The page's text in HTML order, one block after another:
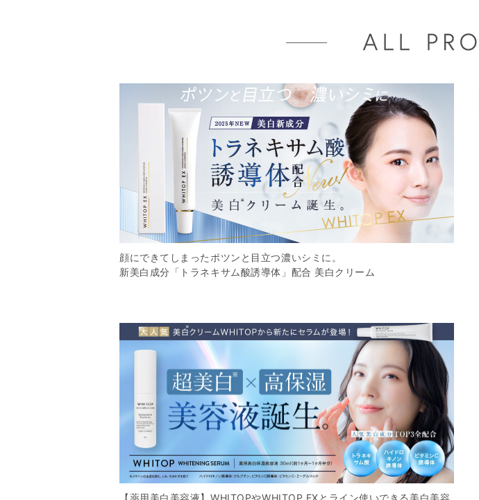
顔にできてしまったポツンと目立つ濃いシミに。
新美白成分「トラネキサム酸誘導体」配合 美白クリーム
【薬用美白美容液】WHITOPやWHITOP EXとライン使いできる美白美容